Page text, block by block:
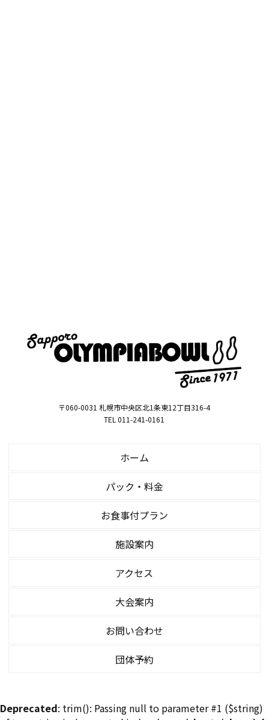
〒060-0031 札幌市中央区北1条東12丁目316-4
TEL 011-241-0161
ホーム
パック・料金
お食事付プラン
施設案内
アクセス
大会案内
お問い合わせ
団体予約
Deprecated: trim(): Passing null to parameter #1 ($string)